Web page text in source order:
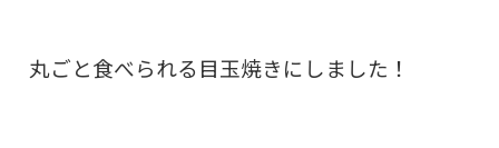
丸ごと食べられる目玉焼きにしました！